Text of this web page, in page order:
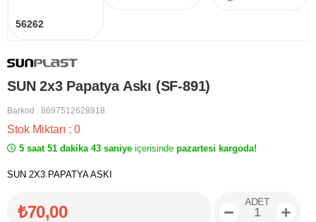
56262
SUN 2x3 Papatya Askı (SF-891)
Barkod : 8697512628918
Stok Miktarı : 0
5 saat 51 dakika 43 saniye içerisinde pazartesi kargoda!
SUN 2X3 PAPATYA ASKI
₺70,00
ADET